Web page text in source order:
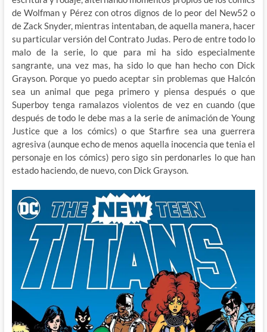
de Wolfman y Pérez con otros dignos de lo peor del New52 o
de Zack Snyder, mientras intentaban, de aquella manera, hacer
su particular versión del Contrato Judas. Pero de entre todo lo
malo de la serie, lo que para mi ha sido especialmente
sangrante, una vez mas, ha sido lo que han hecho con Dick
Grayson. Porque yo puedo aceptar sin problemas que Halcón
sea un animal que pega primero y piensa después o que
Superboy tenga ramalazos violentos de vez en cuando (que
después de todo le debe mas a la serie de animación de Young
Justice que a los cómics) o que Starfire sea una guerrera
agresiva (aunque echo de menos aquella inocencia que tenia el
personaje en los cómics) pero sigo sin perdonarles lo que han
estado haciendo, de nuevo, con Dick Grayson.